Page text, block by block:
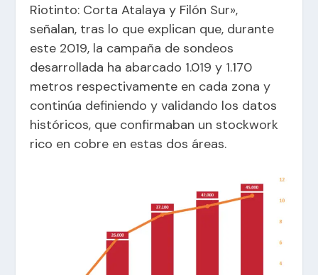
Riotinto: Corta Atalaya y Filón Sur»,
señalan, tras lo que explican que, durante
este 2019, la campaña de sondeos
desarrollada ha abarcado 1.019 y 1.170
metros respectivamente en cada zona y
continúa definiendo y validando los datos
históricos, que confirmaban un stockwork
rico en cobre en estas dos áreas.